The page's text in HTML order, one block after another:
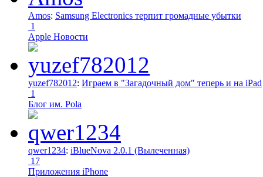
Amos: Samsung Electronics терпит громадные убытки
1
Apple Новости
yuzef782012: Играем в "Загадочный дом" теперь и на iPad
1
Блог им. Pola
qwer1234: iBlueNova 2.0.1 (Вылеченная)
17
Приложения iPhone